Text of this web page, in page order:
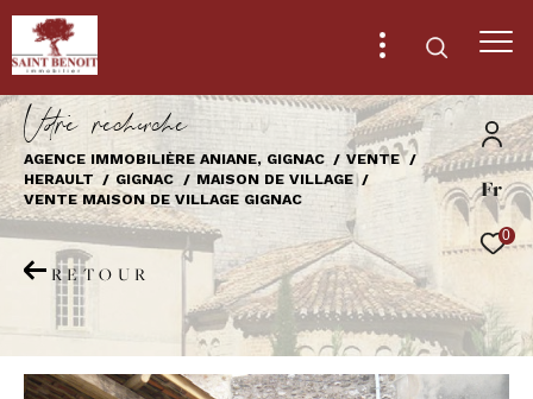
Fr
0
Vore recece
AGENCE IMMOBILIÈRE ANIANE, GIGNAC
VENTE
HERAULT
GIGNAC
MAISON DE VILLAGE
VENTE MAISON DE VILLAGE GIGNAC
RETOUR
Effectuer une recherche
et trouver le bien qui correspond à vos
critères
Type
Vente